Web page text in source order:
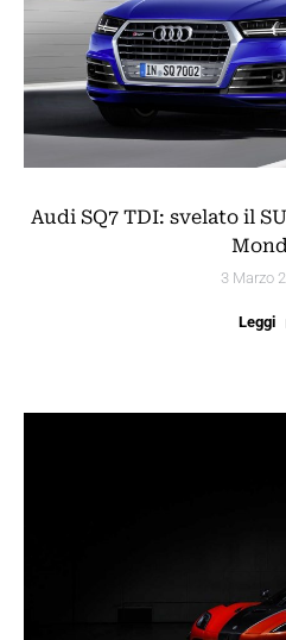
Audi SQ7 TDI: svelato il
3 Marzo
Leggi